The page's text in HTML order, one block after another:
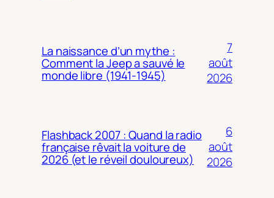
La naissance d’un mythe :
Comment la Jeep a sauvé le
monde libre (1941-1945)
7
août
2026
Flashback 2007 : Quand la radio
française rêvait la voiture de
2026 (et le réveil douloureux)
6
août
2026